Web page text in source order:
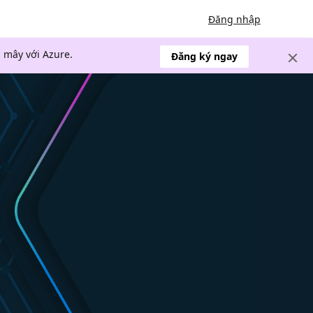
Đăng nhập
với Azure. Đăng ký ngay